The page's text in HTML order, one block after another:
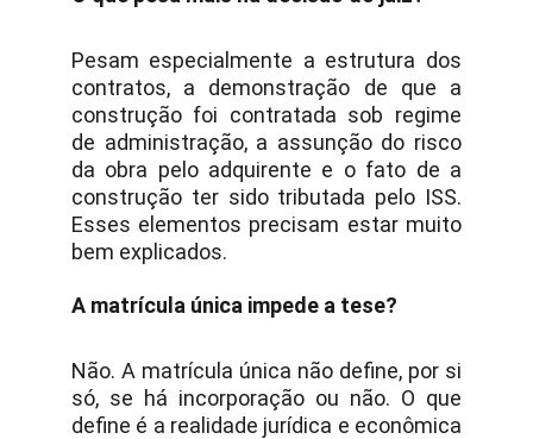
Pesam especialmente a estrutura dos
contratos, a demonstração de que a
construção foi contratada sob regime
de administração, a assunção do risco
da obra pelo adquirente e o fato de a
construção ter sido tributada pelo ISS.
Esses elementos precisam estar muito
bem explicados.
A matrícula única impede a tese?
Não. A matrícula única não define, por si
só, se há incorporação ou não. O que
define é a realidade jurídica e econômica